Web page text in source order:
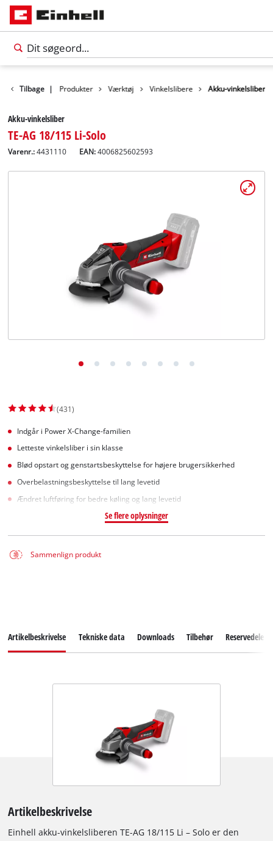
Tilbage | Produkter Værktøj Vinkelslibere Akku-vinkelsliber
Akku-vinkelsliber
TE-AG 18/115 Li-Solo
Varenr.: 4431110 EAN:4006825602593
(431)
Indgår i Power X-Change-familien
Letteste vinkelsliber i sin klasse
Blød opstart og genstartsbeskyttelse for højere brugersikkerhed
Overbelastningsbeskyttelse til lang levetid
Ændret luftføring for bedre køling og lang levetid
Se flere oplysninger
Sammenlign produkt
Artikelbeskrivelse Tekniske data Downloads Tilbehør Reservedele
Artikelbeskrivelse
Einhell akku-vinkelsliberen TE-AG 18/115 Li – Solo er den